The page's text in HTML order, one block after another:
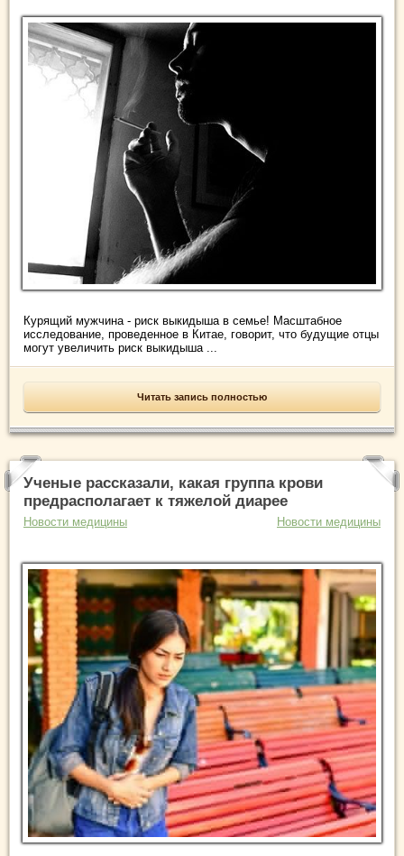
Курящий мужчина - риск выкидыша в семье! Масштабное
исследование, проведенное в Китае, говорит, что будущие отцы
могут увеличить риск выкидыша ...
Читать запись полностью
Ученые рассказали, какая группа крови
предрасполагает к тяжелой диарее
Новости медицины Новости медицины